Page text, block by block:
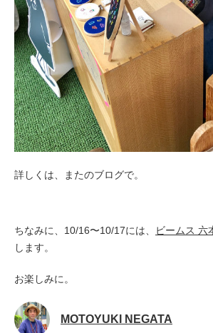
詳しくは、またのブログで。
ちなみに、 10/16〜10/17には、 ビームス 六
します。
お楽しみに。
MOTOYUKI NEGATA